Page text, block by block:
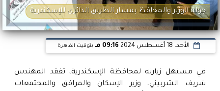
جولة الوزير والمحافظ بمسار الطريق الدائرى للإسكندرية
الأحد، 18 أغسطس 2024 09:16 مـ بتوقيت القاهرة
في مستهل زيارته لمحافظة الإسكندرية، تفقد المهندس
شريف الشربيني، وزير الإسكان والمرافق والمجتمعات